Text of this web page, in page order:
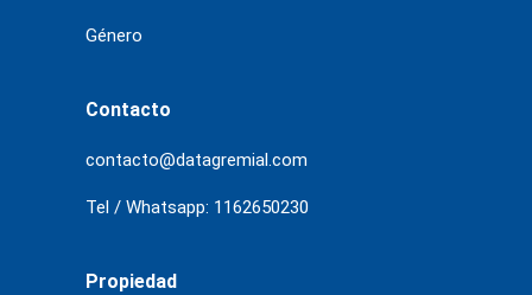
Género
Contacto
contacto@datagremial.com
Tel / Whatsapp: 1162650230
Propiedad